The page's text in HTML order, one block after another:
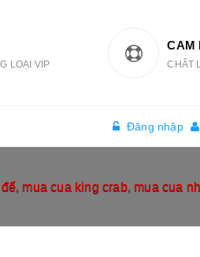
LOẠI VIP
CAM
CHẤT
Đăng nhập
mua cua king crab, mua cua